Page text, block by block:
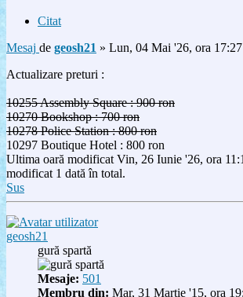
Citat
Mesaj de geosh21 » Lun, 04 Mai '26, ora 17:27
Actualizare preturi :
10255 Assembly Square : 900 ron
10270 Bookshop : 700 ron
10278 Police Station : 800 ron
10297 Boutique Hotel : 800 ron
Ultima oară modificat Vin, 26 Iunie '26, ora
modificat 1 dată în total.
Sus
geosh21
gură spartă
Mesaje: 501
Membru din: Mar, 31 Martie '15, ora